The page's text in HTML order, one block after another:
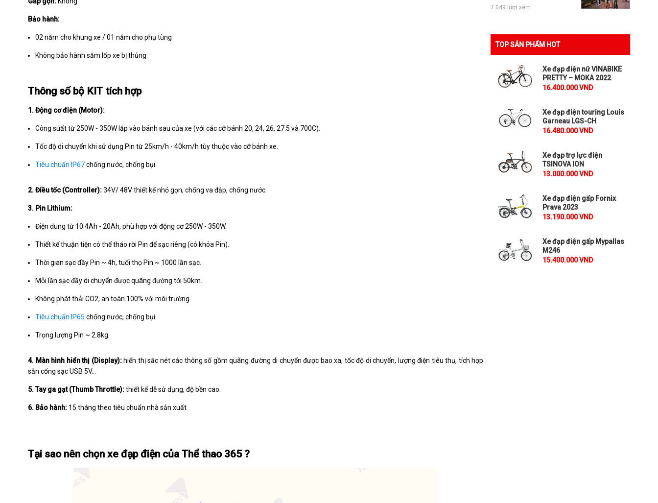
Bảo hành:
02 năm cho khung xe / 01 năm cho phụ tùng
Không bảo hành săm lốp xe bị thủng
Thông số bộ KIT tích hợp
1. Động cơ điện (Motor):
Công suất từ 250W - 350W lắp vào bánh sau của xe (với các cỡ bánh 20, 24, 26, 27.5 và 700C).
Tốc độ di chuyển khi sử dụng Pin từ 25km/h - 40km/h tùy thuộc vào cỡ bánh xe.
Tiêu chuẩn IP67chống nước, chống bụi.
2. Điều tốc (Controller):34V/ 48V thiết kế nhỏ gọn, chống va đập, chống nước.
3. Pin Lithium:
Điện dung từ 10.4Ah - 20Ah, phù hợp với động cơ 250W - 350W.
Thiết kế thuận tiện có thể tháo rời Pin để sạc riêng (có khóa Pin).
Thời gian sạc đầy Pin ~ 4h, tuổi thọ Pin ~ 1000 lần sạc.
Mỗi lần sạc đầy di chuyển được quãng đường tới 50km.
Không phát thải CO2, an toàn 100% với môi trường.
Tiêu chuẩn IP65 chống nước, chống bụi.
Trọng lượng Pin ~ 2.8kg.
4. Màn hình hiển thị (Display):hiển thị sắc nét các thông số gồm quãng đường di chuyển được bao xa, tốc độ di chuyển, lượng điện tiêu thụ, tích hợp
sẵn cổng sạc USB 5V...
5. Tay ga gạt (Thumb Throttle):thiết kế dễ sử dụng, độ bền cao.
6. Bảo hành: 15 tháng theo tiêu chuẩn nhà sản xuất
Tại sao nên chọn xe đạp điện của Thể thao 365 ?
7.049 lượt xem
TOP SẢN PHẨM HOT
Xe đạp điện nữ VINABIKE
PRETTY – MOKA 2022
16.400.000 VND
Xe đạp điện touring Louis
Garneau LGS-CH
16.480.000 VND
Xe đạp trợ lực điện
TSINOVA ION
13.000.000 VND
Xe đạp điện gấp Fornix
Prava 2023
13.190.000 VND
Xe đạp điện gấp Mypallas
M246
15.400.000 VND